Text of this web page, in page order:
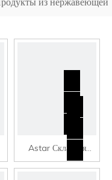
Astar Складная
платтная автомобиль/